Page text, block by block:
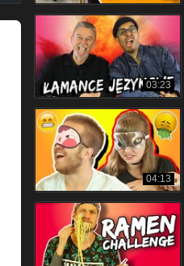
03:23
04:13